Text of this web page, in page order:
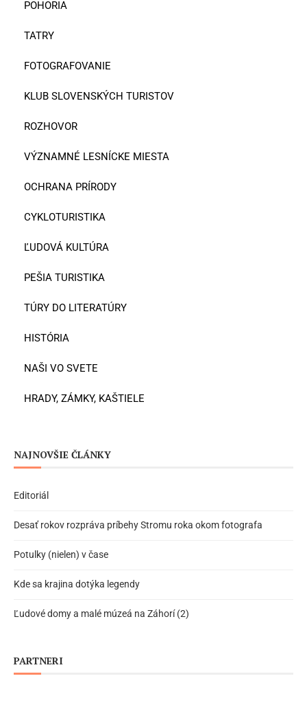
POHORIA
TATRY
FOTOGRAFOVANIE
KLUB SLOVENSKÝCH TURISTOV
ROZHOVOR
VÝZNAMNÉ LESNÍCKE MIESTA
OCHRANA PRÍRODY
CYKLOTURISTIKA
ĽUDOVÁ KULTÚRA
PEŠIA TURISTIKA
TÚRY DO LITERATÚRY
HISTÓRIA
NAŠI VO SVETE
HRADY, ZÁMKY, KAŠTIELE
NAJNOVŠIE ČLÁNKY
Editoriál
Desať rokov rozpráva príbehy Stromu roka okom fotografa
Potulky (nielen) v čase
Kde sa krajina dotýka legendy
Ľudové domy a malé múzeá na Záhorí (2)
PARTNERI